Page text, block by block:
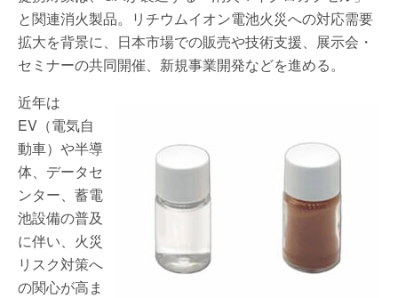
と関連消火製品。リチウムイオン電池火災への対応需要
拡大を背景に、日本市場での販売や技術支援、展示会・
セミナーの共同開催、新規事業開発などを進める。
近年は
EV（電気自
動車）や半導
体、データセ
ンター、蓄電
池設備の普及
に伴い、火災
リスク対策へ
の関心が高ま